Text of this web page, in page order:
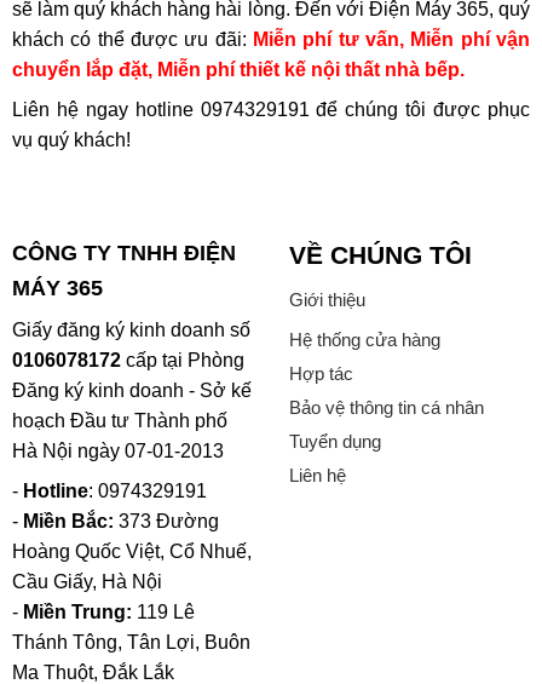
sẽ làm quý khách hàng hài lòng. Đến với Điện Máy 365, quý
khách có thể được ưu đãi: Miễn phí tư vấn, Miễn phí vận
chuyển lắp đặt, Miễn phí thiết kế nội thất nhà bếp.
Liên hệ ngay hotline 0974329191 để chúng tôi được phục
vụ quý khách!
CÔNG TY TNHH ĐIỆN
MÁY 365
Giấy đăng ký kinh doanh số
0106078172cấp tại Phòng
Đăng ký kinh doanh - Sở kế
hoạch Đầu tư Thành phố
Hà Nội ngày 07-01-2013
- Hotline: 0974329191
- Miền Bắc: 373 Đường
Hoàng Quốc Việt, Cổ Nhuế,
Cầu Giấy, Hà Nội
- Miền Trung: 119 Lê
Thánh Tông, Tân Lợi, Buôn
Ma Thuột, Đắk Lắk
VỀ CHÚNG TÔI
Giới thiệu
Hệ thống cửa hàng
Hợp tác
Bảo vệ thông tin cá nhân
Tuyển dụng
Liên hệ